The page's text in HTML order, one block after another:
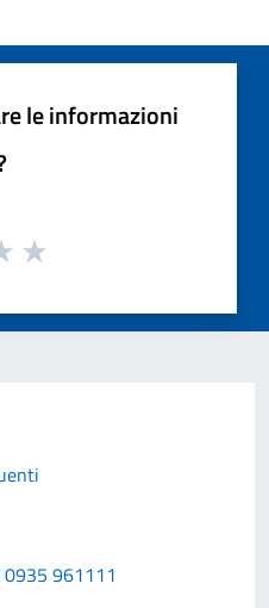
le informazioni
0935 961111